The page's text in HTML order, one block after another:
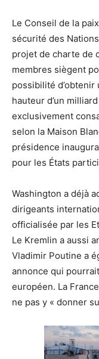
Le Conseil de la
sécurité des
projet de charte de
membres siègent
possibilité
hauteur d’un
exclusivement
selon la Maison
présidence
pour les États
Washington a déjà
dirigeants
officialisée par les
Le Kremlin a aussi
Vladimir Poutine a
annonce qui
européen. La
ne pas y « donner